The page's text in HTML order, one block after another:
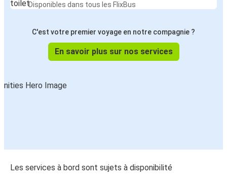
Disponibles dans tous les FlixBus
C'est votre premier voyage en notre compagnie ?
En savoir plus sur nos services
Les services à bord sont sujets à disponibilité